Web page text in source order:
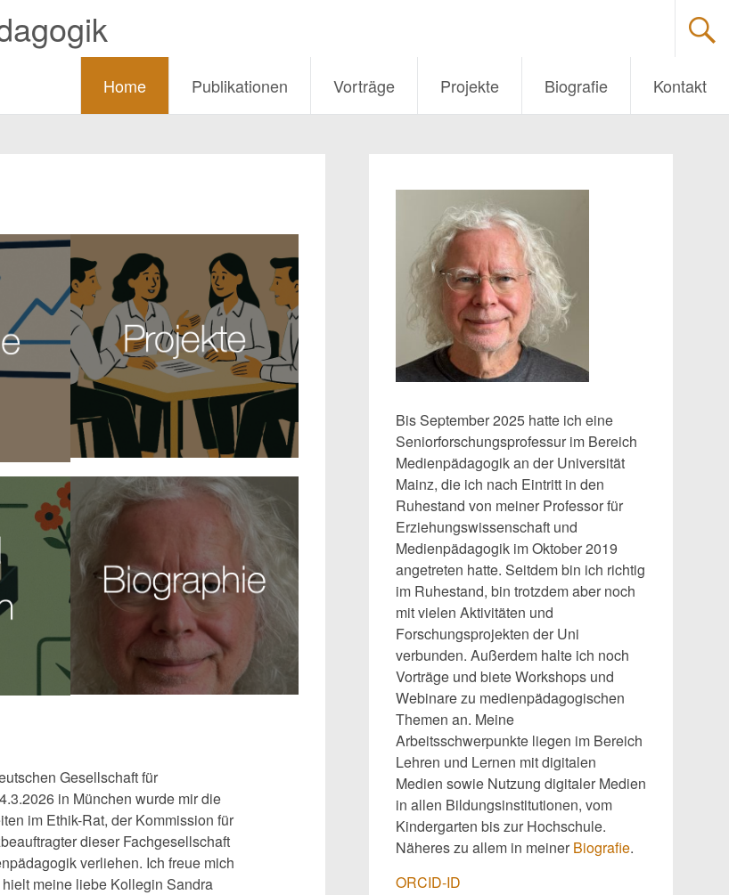
Home Publikationen Vorträge Projekte Biografie Kontakt
Gesellschaft für
in München wurde mir die
im Ethik-Rat, der Kommission für
dieser Fachgesellschaft
verliehen. Ich freue mich
meine liebe Kollegin Sandra
Bis September 2025 hatte ich eine
Seniorforschungsprofessur im Bereich
Medienpädagogik an der Universität
Mainz, die ich nach Eintritt in den
Ruhestand von meiner Professor für
Erziehungswissenschaft und
Medienpädagogik im Oktober 2019
angetreten hatte. Seitdem bin ich richtig
im Ruhestand, bin trotzdem aber noch
mit vielen Aktivitäten und
Forschungsprojekten der Uni
verbunden. Außerdem halte ich noch
Vorträge und biete Workshops und
Webinare zu medienpädagogischen
Themen an. Meine
Arbeitsschwerpunkte liegen im Bereich
Lehren und Lernen mit digitalen
Medien sowie Nutzung digitaler Medien
in allen Bildungsinstitutionen, vom
Kindergarten bis zur Hochschule.
Näheres zu allem in meiner Biografie.
ORCID-ID